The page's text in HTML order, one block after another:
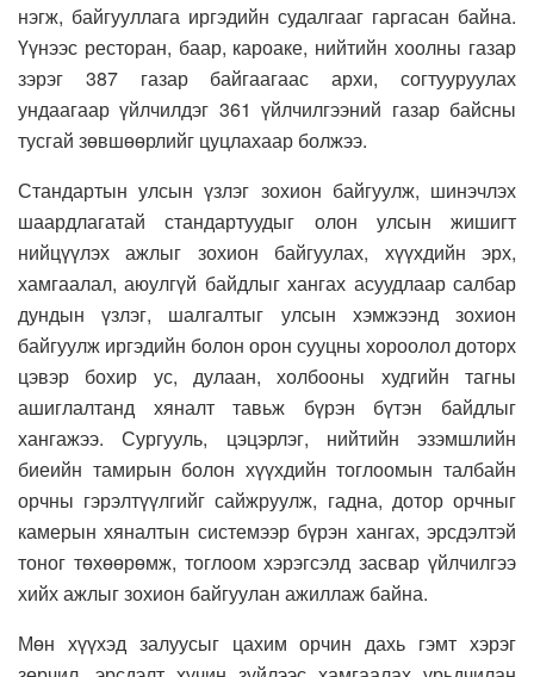
нэгж, байгууллага иргэдийн судалгааг гаргасан байна.
Үүнээс ресторан, баар, кароаке, нийтийн хоолны газар
зэрэг 387 газар байгаагаас архи, согтууруулах
ундаагаар үйлчилдэг 361 үйлчилгээний газар байсны
тусгай зөвшөөрлийг цуцлахаар болжээ.
Стандартын улсын үзлэг зохион байгуулж, шинэчлэх
шаардлагатай стандартуудыг олон улсын жишигт
нийцүүлэх ажлыг зохион байгуулах, хүүхдийн эрх,
хамгаалал, аюулгүй байдлыг хангах асуудлаар салбар
дундын үзлэг, шалгалтыг улсын хэмжээнд зохион
байгуулж иргэдийн болон орон сууцны хороолол доторх
цэвэр бохир ус, дулаан, холбооны худгийн тагны
ашиглалтанд хяналт тавьж бүрэн бүтэн байдлыг
хангажээ. Сургууль, цэцэрлэг, нийтийн эзэмшлийн
биеийн тамирын болон хүүхдийн тоглоомын талбайн
орчны гэрэлтүүлгийг сайжруулж, гадна, дотор орчныг
камерын хяналтын системээр бүрэн хангах, эрсдэлтэй
тоног төхөөрөмж, тоглоом хэрэгсэлд засвар үйлчилгээ
хийх ажлыг зохион байгуулан ажиллаж байна.
Мөн хүүхэд залуусыг цахим орчин дахь гэмт хэрэг